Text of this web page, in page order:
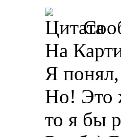
На
Я
Но! Это
то я бы